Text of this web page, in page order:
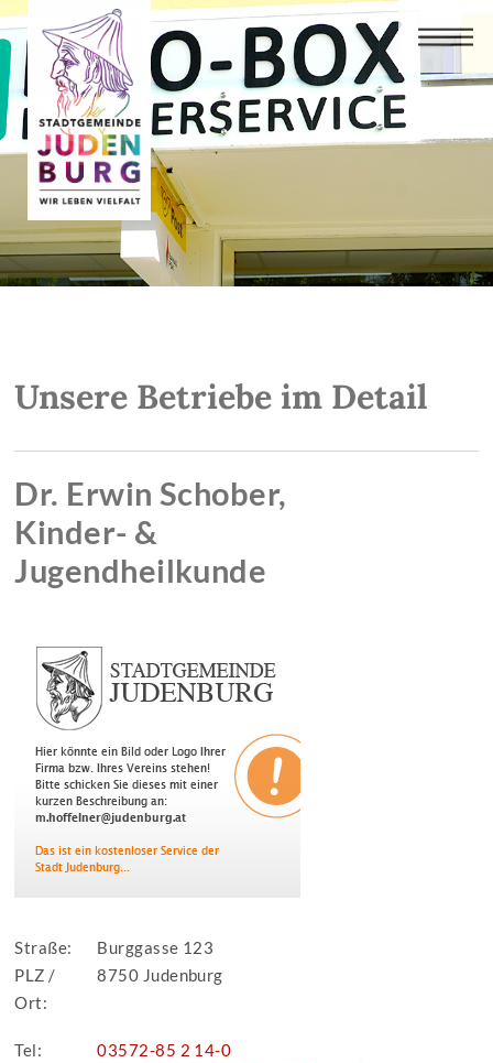
Unsere Betriebe im Detail
Dr. Erwin Schober,
Kinder- &
Jugendheilkunde
Straße:
Burggasse 123
PLZ /
Ort:
8750 Judenburg
Tel:
03572-85 2 14-0